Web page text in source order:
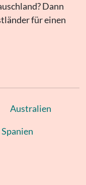
Dann
für einen
Australien
Spanien